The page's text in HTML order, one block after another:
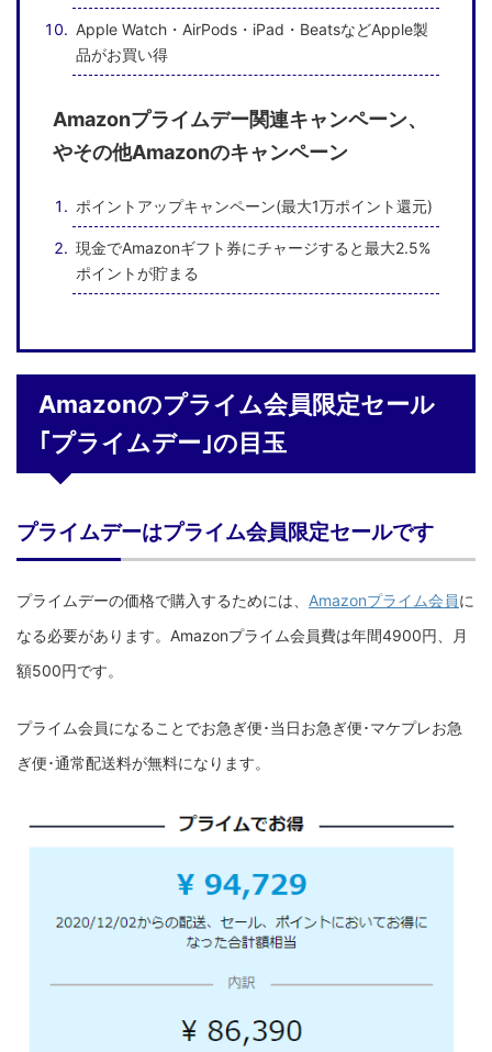
Apple Watch・AirPods・iPad・BeatsなどApple製
品がお買い得
Amazonプライムデー関連キャンペーン、
やその他Amazonのキャンペーン
ポイントアップキャンペーン(最大1万ポイント還元)
現金でAmazonギフト券にチャージすると最大2.5%
ポイントが貯まる
Amazonのプライム会員限定セール
｢プライムデー｣の目玉
プライムデーはプライム会員限定セールです
プライムデーの価格で購入するためには、 Amazonプライム会員に
なる必要があります。Amazonプライム会員費は年間4900円、月
額500円です。
プライム会員になることでお急ぎ便･当日お急ぎ便･マケプレお急
ぎ便･通常配送料が無料になります。